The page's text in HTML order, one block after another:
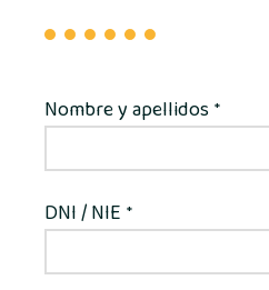
Nombre y apellidos *
DNI / NIE *